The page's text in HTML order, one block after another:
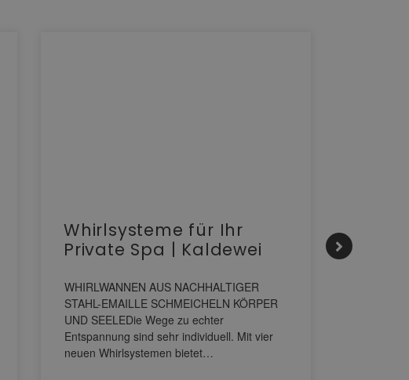
Whirlsysteme für Ihr
Private Spa | Kaldewei
WHIRLWANNEN AUS NACHHALTIGER
STAHL-EMAILLE SCHMEICHELN KÖRPER
UND SEELEDie Wege zu echter
Entspannung sind sehr individuell. Mit vier
neuen Whirlsystemen bietet…